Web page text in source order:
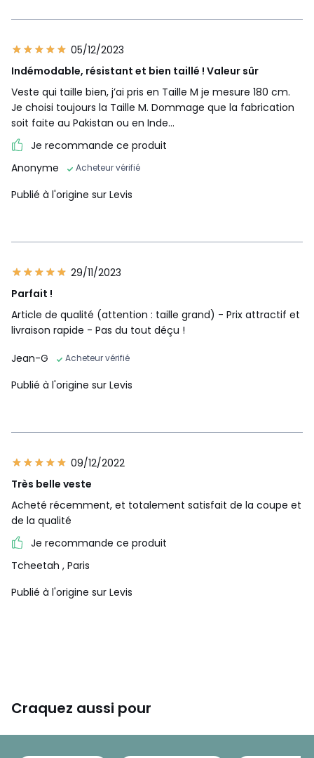
05/12/2023
Indémodable, résistant et bien taillé ! Valeur sûr
Veste qui taille bien, j’ai pris en Taille M je mesure 180 cm.
Je choisi toujours la Taille M. Dommage que la fabrication
soit faite au Pakistan ou en Inde…
Je recommande ce produit
Anonyme
Acheteur vérifié
Publié à l'origine sur Levis
29/11/2023
Parfait !
Article de qualité (attention : taille grand) - Prix attractif et
livraison rapide - Pas du tout déçu !
Jean-G
Acheteur vérifié
Publié à l'origine sur Levis
09/12/2022
Très belle veste
Acheté récemment, et totalement satisfait de la coupe et
de la qualité
Je recommande ce produit
Tcheetah , Paris
Publié à l'origine sur Levis
Craquez aussi pour